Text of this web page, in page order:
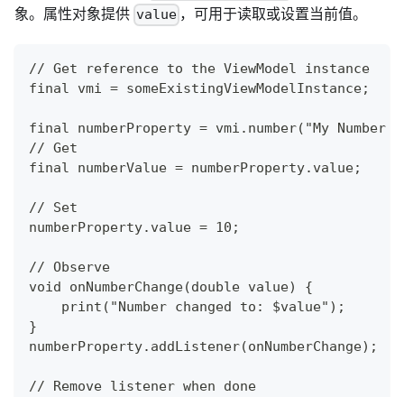
象。属性对象提供 value ，可用于读取或设置当前值。
// Get reference to the ViewModel instance
final vmi = someExistingViewModelInstance;
final numberProperty = vmi.number("My
// Get
final numberValue = numberProperty.value;
// Set
numberProperty.value = 10;
// Observe
void onNumberChange(double value) {
    print("Number changed to: $value");
}
numberProperty.addListener(onNumberChange);
// Remove listener when done